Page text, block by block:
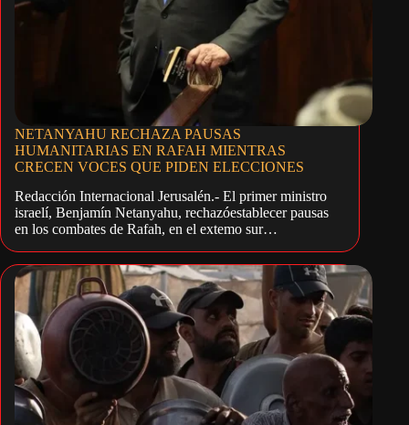
NETANYAHU RECHAZA PAUSAS
HUMANITARIAS EN RAFAH MIENTRAS
CRECEN VOCES QUE PIDEN ELECCIONES
Redacción Internacional Jerusalén.- El primer ministro
israelí, Benjamín Netanyahu, rechazóestablecer pausas
en los combates de Rafah, en el extemo sur…